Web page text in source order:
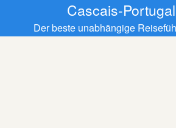
Cascais-
Der beste unabhängige